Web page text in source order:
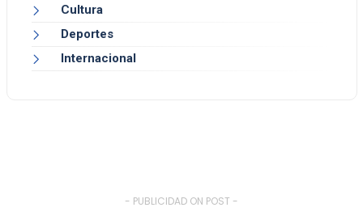
Cultura
Deportes
Internacional
- PUBLICIDAD ON POST -